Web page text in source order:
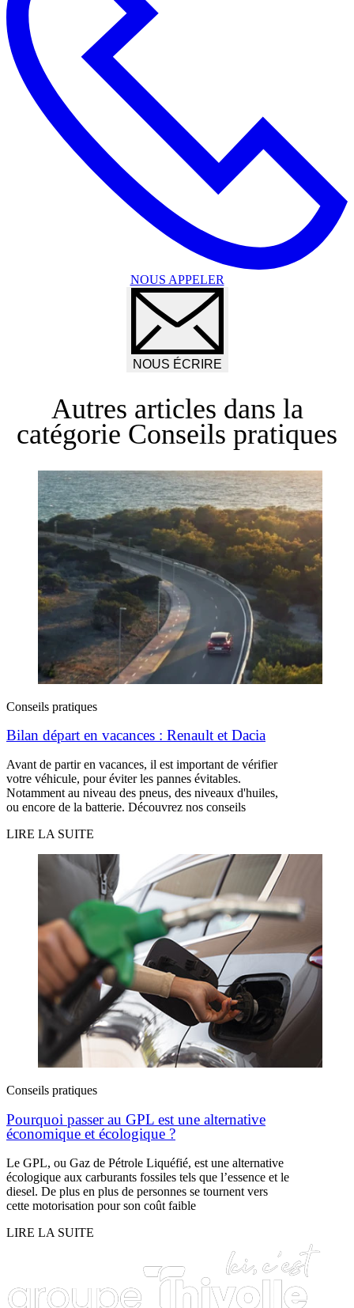
NOUS APPELER
NOUS ÉCRIRE
Autres articles dans la
catégorie Conseils pratiques
Conseils pratiques
Bilan départ en vacances : Renault et Dacia
Avant de partir en vacances, il est important de vérifier
votre véhicule, pour éviter les pannes évitables.
Notamment au niveau des pneus, des niveaux d'huiles,
ou encore de la batterie. Découvrez nos conseils
LIRE LA SUITE
Conseils pratiques
Pourquoi passer au GPL est une alternative
économique et écologique ?
Le GPL, ou Gaz de Pétrole Liquéfié, est une alternative
écologique aux carburants fossiles tels que l’essence et le
diesel. De plus en plus de personnes se tournent vers
cette motorisation pour son coût faible
LIRE LA SUITE